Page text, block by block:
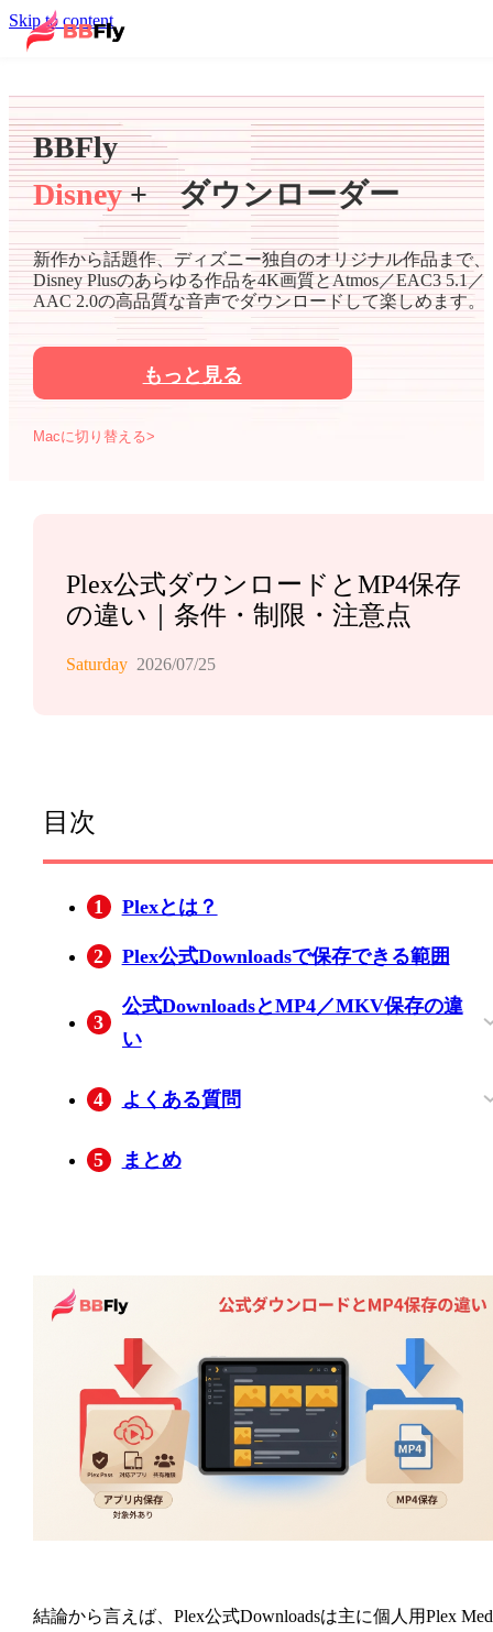
Skip to content
BBFly
Disney+ ダウンローダー
新作から話題作、ディズニー独自のオリジナル作品まで、
Disney Plusのあらゆる作品を4K画質とAtmos／EAC3 5.1／
AAC 2.0の高品質な音声でダウンロードして楽しめます。
もっと見る
Macに切り替える>
Plex公式ダウンロードとMP4保存
の違い｜条件・制限・注意点
Saturday 2026/07/25
目次
1 Plexとは？
2 Plex公式Downloadsで保存できる範囲
3
公式DownloadsとMP4／MKV保存の違
い
4 よくある質問
5 まとめ
結論から言えば、Plex公式Downloadsは主に個人用Plex